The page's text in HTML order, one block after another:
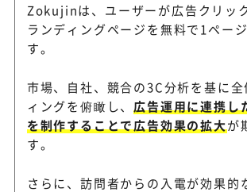
Zokujinは、ユーザーが広告クリッ
ランディングページを無料で1ペー
す。
市場、自社、競合の3C分析を基に全
ィングを俯瞰し、 広告運用に連携し
を制作することで広告効果の拡大が
す。
さらに、訪問者からの入電が効果的